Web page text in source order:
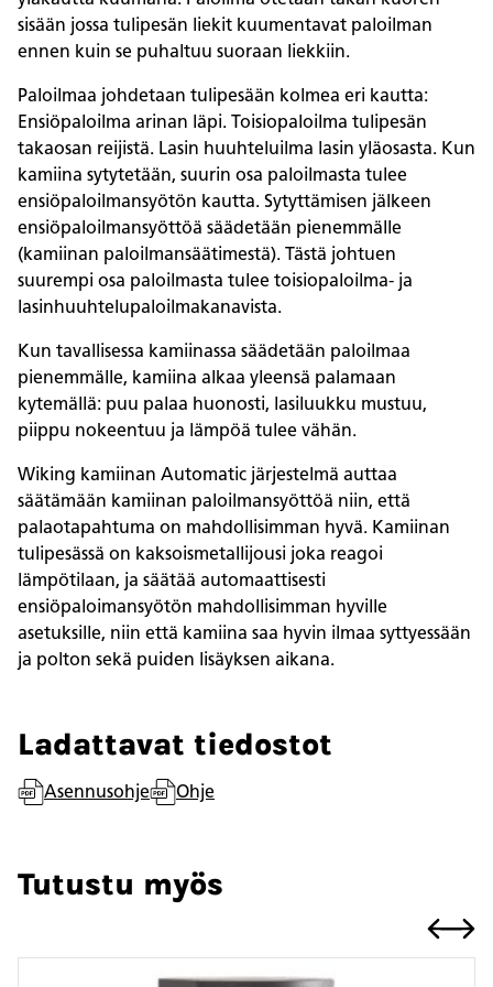
sisään jossa tulipesän liekit kuumentavat paloilman
ennen kuin se puhaltuu suoraan liekkiin.
Paloilmaa johdetaan tulipesään kolmea eri kautta:
Ensiöpaloilma arinan läpi. Toisiopaloilma tulipesän
takaosan reijistä. Lasin huuhteluilma lasin yläosasta. Kun
kamiina sytytetään, suurin osa paloilmasta tulee
ensiöpaloilmansyötön kautta. Sytyttämisen jälkeen
ensiöpaloilmansyöttöä säädetään pienemmälle
(kamiinan paloilmansäätimestä). Tästä johtuen
suurempi osa paloilmasta tulee toisiopaloilma- ja
lasinhuuhtelupaloilmakanavista.
Kun tavallisessa kamiinassa säädetään paloilmaa
pienemmälle, kamiina alkaa yleensä palamaan
kytemällä: puu palaa huonosti, lasiluukku mustuu,
piippu nokeentuu ja lämpöä tulee vähän.
Wiking kamiinan Automatic järjestelmä auttaa
säätämään kamiinan paloilmansyöttöä niin, että
palaotapahtuma on mahdollisimman hyvä. Kamiinan
tulipesässä on kaksoismetallijousi joka reagoi
lämpötilaan, ja säätää automaattisesti
ensiöpaloimansyötön mahdollisimman hyville
asetuksille, niin että kamiina saa hyvin ilmaa syttyessään
ja polton sekä puiden lisäyksen aikana.
Ladattavat tiedostot
Asennusohje Ohje
Tutustu myös